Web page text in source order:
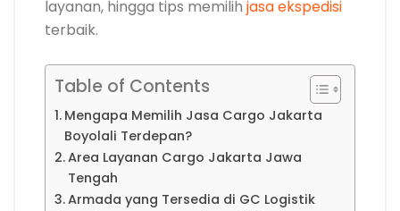
layanan, hingga tips memilih jasa ekspedisi
terbaik.
Table of Contents
Mengapa Memilih Jasa Cargo Jakarta
Boyolali Terdepan?
Area Layanan Cargo Jakarta Jawa
Tengah
Armada yang Tersedia di GC Logistik